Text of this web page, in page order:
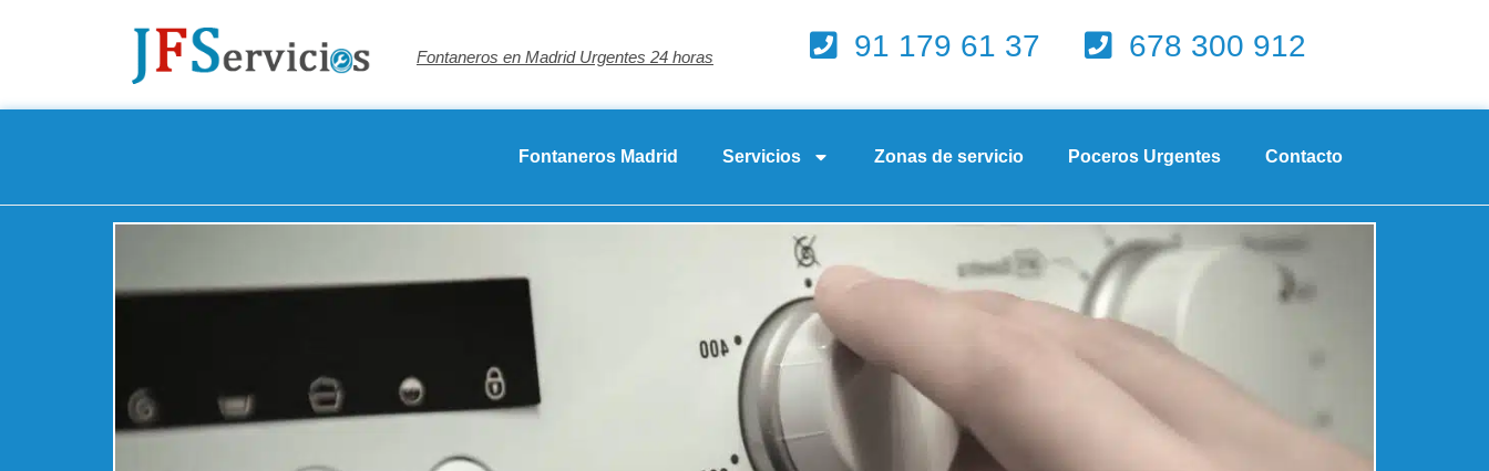
Fontaneros en Madrid Urgentes 24 horas 91 179 61 37 678 300 912
Fontaneros Madrid Servicios Zonas de servicio Poceros Urgentes Contacto